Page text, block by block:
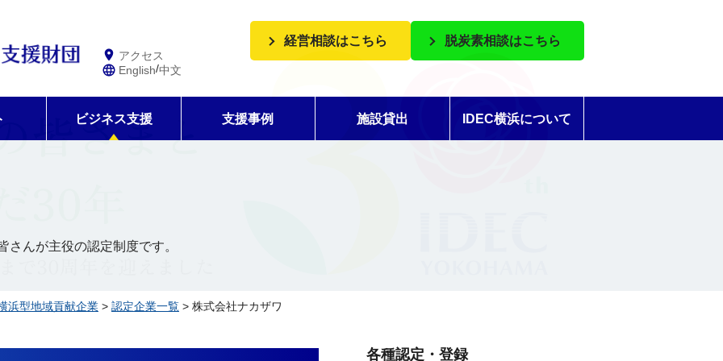
アクセス
English/中文
経営相談はこちら 脱炭素相談はこちら
ビジネス支援 支援事例 施設貸出 IDEC横浜について
んが主役の認定制度です。
浜型地域貢献企業 > 認定企業一覧 > 株式会社ナカザワ
各種認定・登録